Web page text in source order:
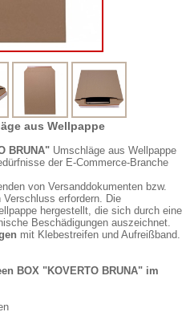
aus Wellpappe
BRUNA" Umschläge aus Wellpappe
der E-Commerce-Branche
von Versanddokumenten bzw.
erfordern. Die
hergestellt, die sich durch eine
Beschädigungen auszeichnet.
mit Klebestreifen und Aufreißband.
BOX "KOVERTO BRUNA" im